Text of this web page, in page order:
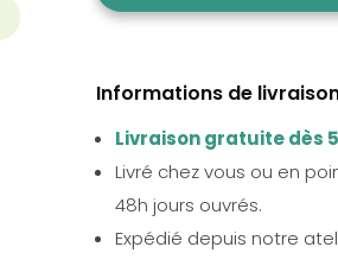
Informations de
Livraison gratuite dès
Livré chez vous ou en
48h jours ouvrés.
Expédié depuis notre